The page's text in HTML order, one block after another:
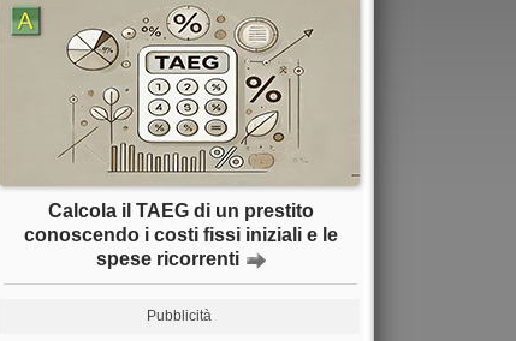
Calcola il TAEG di un prestito
conoscendo i costi fissi iniziali e le
spese ricorrenti
Pubblicità